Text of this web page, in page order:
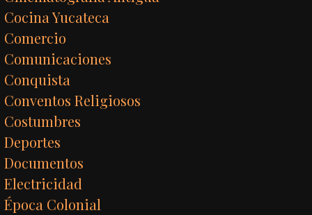
Cocina Yucateca
Comercio
Comunicaciones
Conquista
Conventos Religiosos
Costumbres
Deportes
Documentos
Electricidad
Época Colonial